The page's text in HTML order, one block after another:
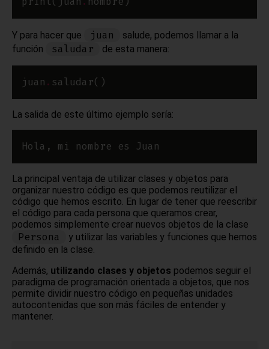
Y para hacer que juan
salude, podemos llamar a la
función
saludar de esta manera:
juan .
La salida de este último ejemplo sería:
La principal ventaja de utilizar clases y objetos para
organizar nuestro código es que podemos reutilizar el
código que hemos escrito. En lugar de tener que reescribir
el código para cada persona que queramos crear,
podemos simplemente crear nuevos objetos de la clase
Persona
y utilizar las variables y funciones que hemos
definido en la clase.
Además, utilizando clases y objetos podemos seguir el
paradigma de programación orientada a objetos, que nos
permite dividir nuestro código en pequeñas unidades
autocontenidas que son más fáciles de entender y
mantener.